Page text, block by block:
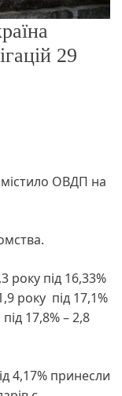
29
ОВДП на
року під 16,33%
року під 17,1%
17,8% – 2,8
4,17% принесли